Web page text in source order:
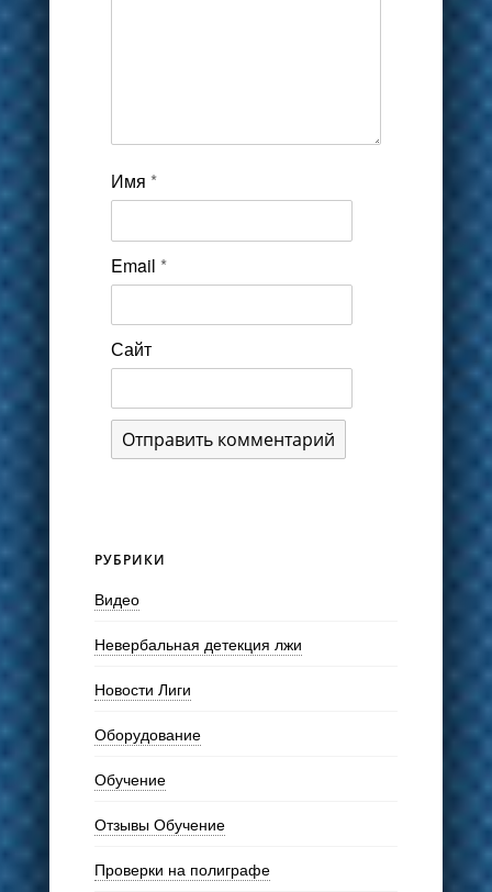
Имя *
Email *
Сайт
РУБРИКИ
Видео
Невербальная детекция лжи
Новости Лиги
Оборудование
Обучение
Отзывы Обучение
Проверки на полиграфе